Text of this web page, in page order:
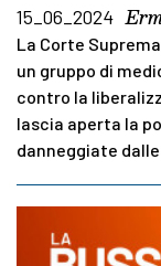
15_06_2024
La Corte
un gruppo di
contro la
lascia aperta la
danneggiate